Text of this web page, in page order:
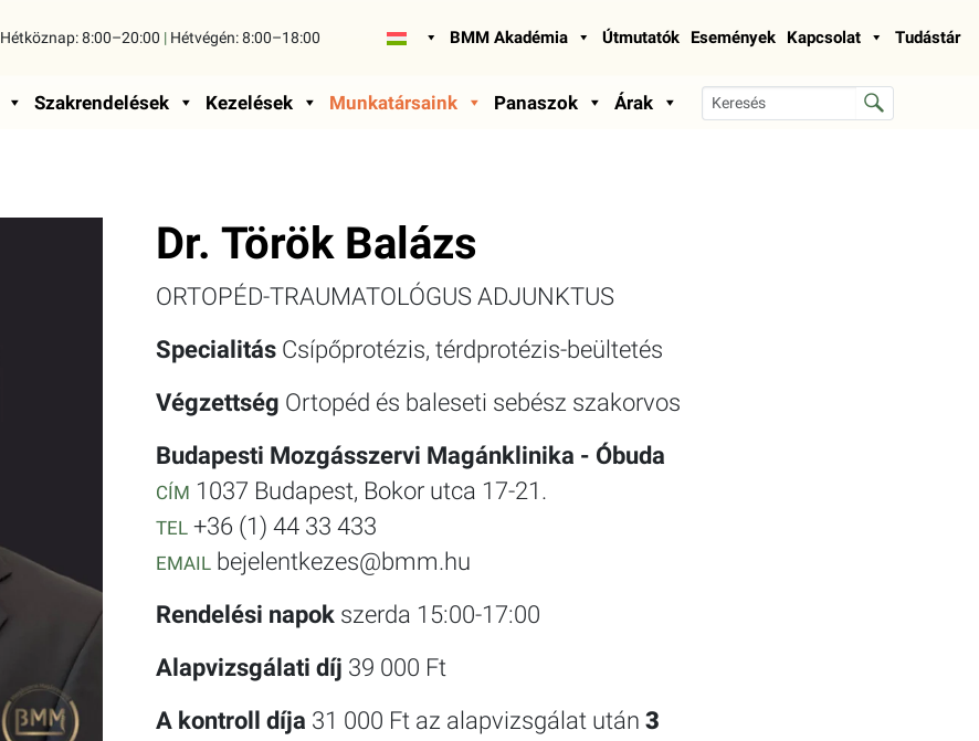
Hétköznap:8:00–20:00 | Hétvégén:8:00–18:00 BMM Akadémia Útmutatók Események Kapcsolat Tudástár
Szakrendelések Kezelések Munkatársaink Panaszok Árak
Dr. Török Balázs
ORTOPÉD-TRAUMATOLÓGUS ADJUNKTUS
Specialitás Csípőprotézis, térdprotézis-beültetés
Végzettség Ortopéd és baleseti sebész szakorvos
Budapesti Mozgásszervi Magánklinika - Óbuda
CÍM 1037 Budapest, Bokor utca 17-21.
TEL +36 (1) 44 33 433
EMAIL bejelentkezes@bmm.hu
Rendelési napok szerda 15:00-17:00
Alapvizsgálati díj 39 000 Ft
A kontroll díja 31 000 Ft az alapvizsgálat után 3